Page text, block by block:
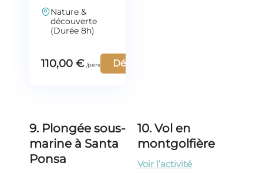
Nature &
découverte
(Durée 8h)
110,00 € Découvrir
9. Plongée sous-
marine à Santa
Ponsa
10. Vol en
montgolfière
Voir l’activité